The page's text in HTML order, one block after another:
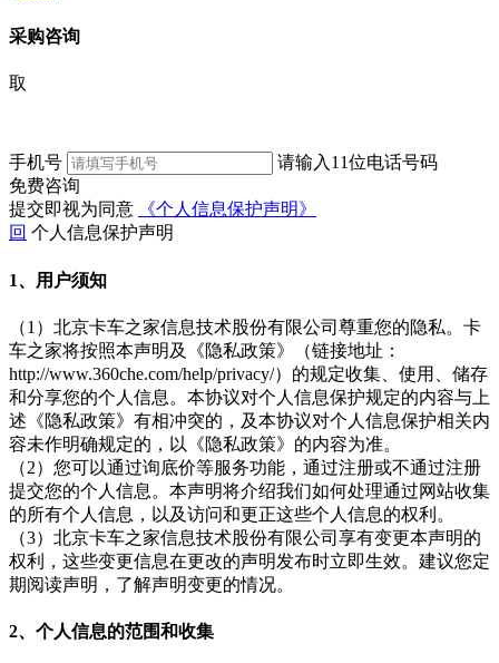
采购咨询
取
手机号
请输入11位电话号码
免费咨询
提交即视为同意
《个人信息保护声明》
回 个人信息保护声明
1、用户须知
（1）北京卡车之家信息技术股份有限公司尊重您的隐私。卡
车之家将按照本声明及《隐私政策》（链接地址：
http://www.360che.com/help/privacy/）的规定收集、使用、储存
和分享您的个人信息。本协议对个人信息保护规定的内容与上
述《隐私政策》有相冲突的，及本协议对个人信息保护相关内
容未作明确规定的，以《隐私政策》的内容为准。
（2）您可以通过询底价等服务功能，通过注册或不通过注册
提交您的个人信息。本声明将介绍我们如何处理通过网站收集
的所有个人信息，以及访问和更正这些个人信息的权利。
（3）北京卡车之家信息技术股份有限公司享有变更本声明的
权利，这些变更信息在更改的声明发布时立即生效。建议您定
期阅读声明，了解声明变更的情况。
2、个人信息的范围和收集